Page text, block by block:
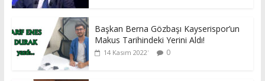
Başkan Berna Gözbaşı Kayserispor’un
Makus Tarihindeki Yerini Aldı!
14 Kasım 2022 0